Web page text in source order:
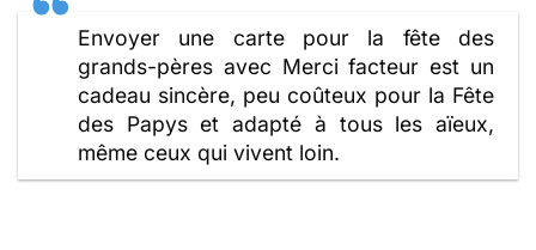
Envoyer une carte pour la fête des
grands-pères avec Merci facteur est un
cadeau sincère, peu coûteux pour la Fête
des Papys et adapté à tous les aïeux,
même ceux qui vivent loin.